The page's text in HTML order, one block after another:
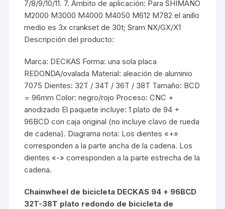
7/8/9/10/11. 7. Ámbito de aplicación: Para SHIMANO
M2000 M3000 M4000 M4050 M612 M782 el anillo
medio es 3x crankset de 30t; Sram NX/GX/X1
Descripción del producto:
Marca: DECKAS Forma: una sola placa
REDONDA/ovalada Material: aleación de aluminio
7075 Dientes: 32T / 34T / 36T / 38T Tamaño: BCD
= 96mm Color: negro/rojo Proceso: CNC +
anodizado El paquete incluye: 1 plato de 94 +
96BCD con caja original (no incluye clavo de rueda
de cadena). Diagrama nota: Los dientes «+»
corresponden a la parte ancha de la cadena. Los
dientes «-» corresponden a la parte estrecha de la
cadena.
Chainwheel de bicicleta DECKAS 94 + 96BCD
32T-38T plato redondo de bicicleta de